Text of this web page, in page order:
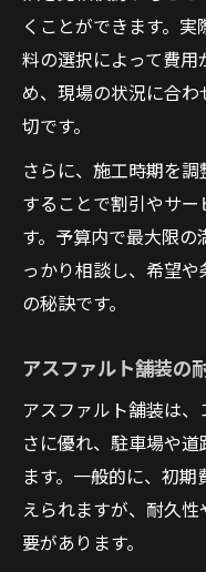
くことができます。
料の選択によって費
め、現場の状況に合
切です。
さらに、施工時期を
することで割引やサ
す。予算内で最大限
っかり相談し、希望
の秘訣です。
アスファルト舗装の
アスファルト舗装は
さに優れ、駐車場や
ます。一般的に、初
えられますが、耐久
要があります。